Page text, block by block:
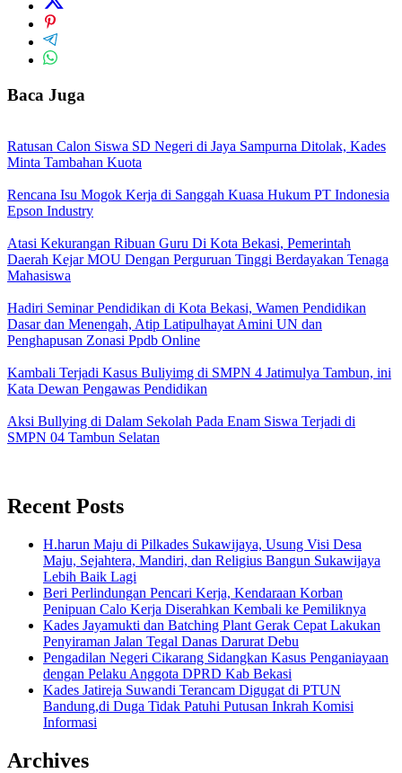
Baca Juga
Ratusan Calon Siswa SD Negeri di Jaya Sampurna Ditolak, Kades
Minta Tambahan Kuota
Rencana Isu Mogok Kerja di Sanggah Kuasa Hukum PT Indonesia
Epson Industry
Atasi Kekurangan Ribuan Guru Di Kota Bekasi, Pemerintah
Daerah Kejar MOU Dengan Perguruan Tinggi Berdayakan Tenaga
Mahasiswa
Hadiri Seminar Pendidikan di Kota Bekasi, Wamen Pendidikan
Dasar dan Menengah, Atip Latipulhayat Amini UN dan
Penghapusan Zonasi Ppdb Online
Kambali Terjadi Kasus Buliyimg di SMPN 4 Jatimulya Tambun, ini
Kata Dewan Pengawas Pendidikan
Aksi Bullying di Dalam Sekolah Pada Enam Siswa Terjadi di
SMPN 04 Tambun Selatan
Recent Posts
H.harun Maju di Pilkades Sukawijaya, Usung Visi Desa
Maju, Sejahtera, Mandiri, dan Religius Bangun Sukawijaya
Lebih Baik Lagi
Beri Perlindungan Pencari Kerja, Kendaraan Korban
Penipuan Calo Kerja Diserahkan Kembali ke Pemiliknya
Kades Jayamukti dan Batching Plant Gerak Cepat Lakukan
Penyiraman Jalan Tegal Danas Darurat Debu
Pengadilan Negeri Cikarang Sidangkan Kasus Penganiayaan
dengan Pelaku Anggota DPRD Kab Bekasi
Kades Jatireja Suwandi Terancam Digugat di PTUN
Bandung,di Duga Tidak Patuhi Putusan Inkrah Komisi
Informasi
Archives